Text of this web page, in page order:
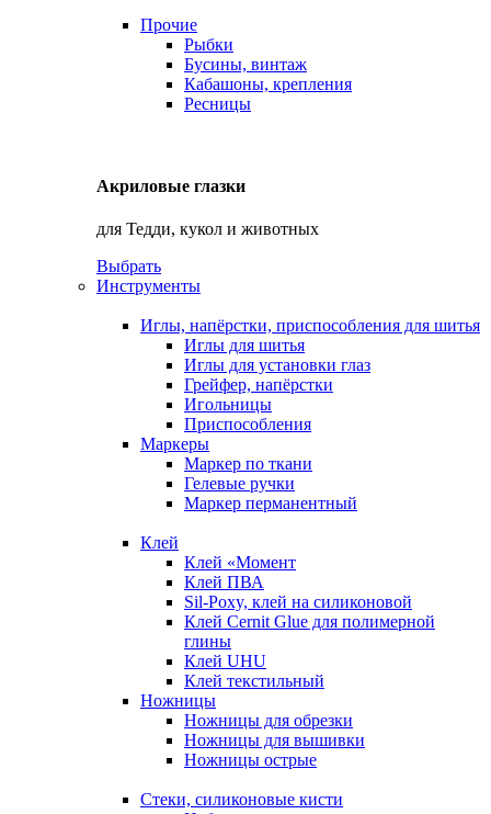
Прочие
Рыбки
Бусины, винтаж
Кабашоны, крепления
Ресницы
Акриловые глазки
для Тедди, кукол и животных
Выбрать
Инструменты
Иглы, напёрстки, приспособления для шитья
Иглы для шитья
Иглы для установки глаз
Грейфер, напёрстки
Игольницы
Приспособления
Маркеры
Маркер по ткани
Гелевые ручки
Маркер перманентный
Клей
Клей «Момент
Клей ПВА
Sil-Poxy, клей на силиконовой
Клей Cernit Glue для полимерной
глины
Клей UHU
Клей текстильный
Ножницы
Ножницы для обрезки
Ножницы для вышивки
Ножницы острые
Стеки, силиконовые кисти